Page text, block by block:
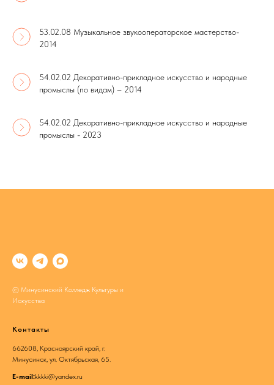
53.02.08 Музыкальное звукооператорское мастерство-
2014
54.02.02 Декоративно-прикладное искусство и народные
промыслы (по видам) – 2014
54.02.02 Декоративно-прикладное искусство и народные
промыслы - 2023
© Минусинский Колледж Культуры и
Искусства
Контакты
662608, Красноярский край, г.
Минусинск, ул. Октябрьская, 65.
E-mail:kkkki@yandex.ru